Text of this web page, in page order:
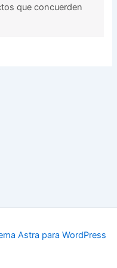
que concuerden
Astra para WordPress